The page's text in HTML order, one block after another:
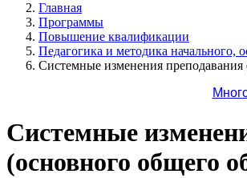
Главная
Программы
Повышение квалификации
Педагогика и методика начального,
Системные изменения
Системные
(основного общего